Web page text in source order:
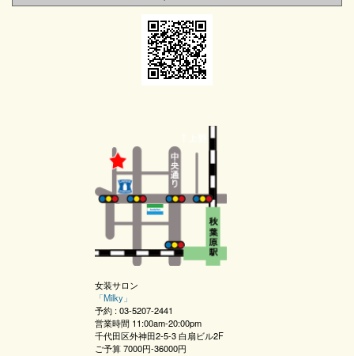
女装サロン
「Milky」
予約 :03-5207-2441
営業時間 11:00am-20:00pm
千代田区外神田2-5-3 白扇ビル2F
ご予算7000円-36000円